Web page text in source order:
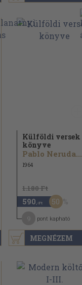
MEGNÉZEM
Külföldi versek
könyve
Pablo Neruda...
1964
1.180 Ft
590 ,-Ft 50
pont kapható